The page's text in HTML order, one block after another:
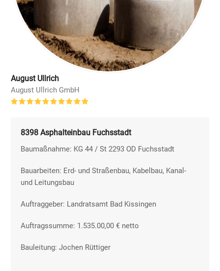
August Ullrich
August Ullrich GmbH
8398 Asphalteinbau Fuchsstadt
Baumaßnahme: KG 44 / St 2293 OD Fuchsstadt
Bauarbeiten: Erd- und Straßenbau, Kabelbau, Kanal-
und Leitungsbau
Auftraggeber: Landratsamt Bad Kissingen
Auftragssumme: 1.535.00,00 € netto
Bauleitung: Jochen Rüttiger